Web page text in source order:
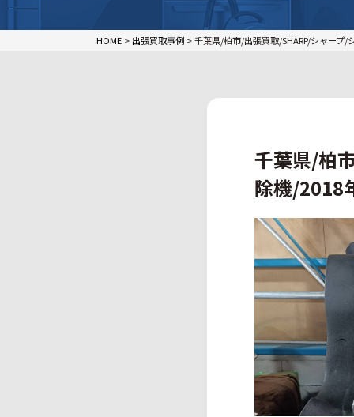
HOME > 出張買取事例 >千葉県/柏市/出張買取/SHARP/シャープ/
千葉県/柏
除機/2018